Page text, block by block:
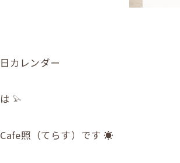
カレンダー
𓅫
照（てらす）です ☀︎